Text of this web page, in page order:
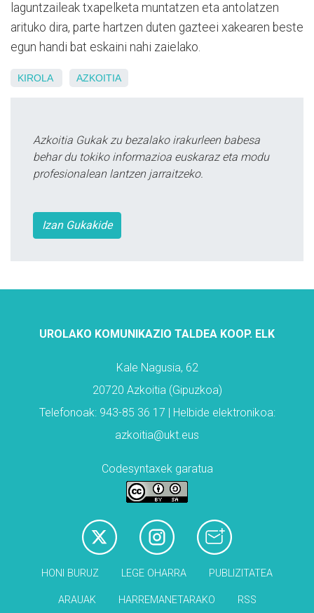
laguntzaileak txapelketa muntatzen eta antolatzen
arituko dira, parte hartzen duten gazteei xakearen beste
egun handi bat eskaini nahi zaielako.
KIROLA AZKOITIA
Azkoitia Gukak zu bezalako irakurleen babesa
behar du tokiko informazioa euskaraz eta modu
profesionalean lantzen jarraitzeko.
Izan Gukakide
UROLAKO KOMUNIKAZIO TALDEA KOOP. ELK
Kale Nagusia, 62
20720 Azkoitia (Gipuzkoa)
Telefonoak: 943-85 36 17 | Helbide elektronikoa:
azkoitia@ukt.eus
Codesyntaxek garatua
HONI BURUZ LEGE OHARRA PUBLIZITATEA
ARAUAK HARREMANETARAKO RSS